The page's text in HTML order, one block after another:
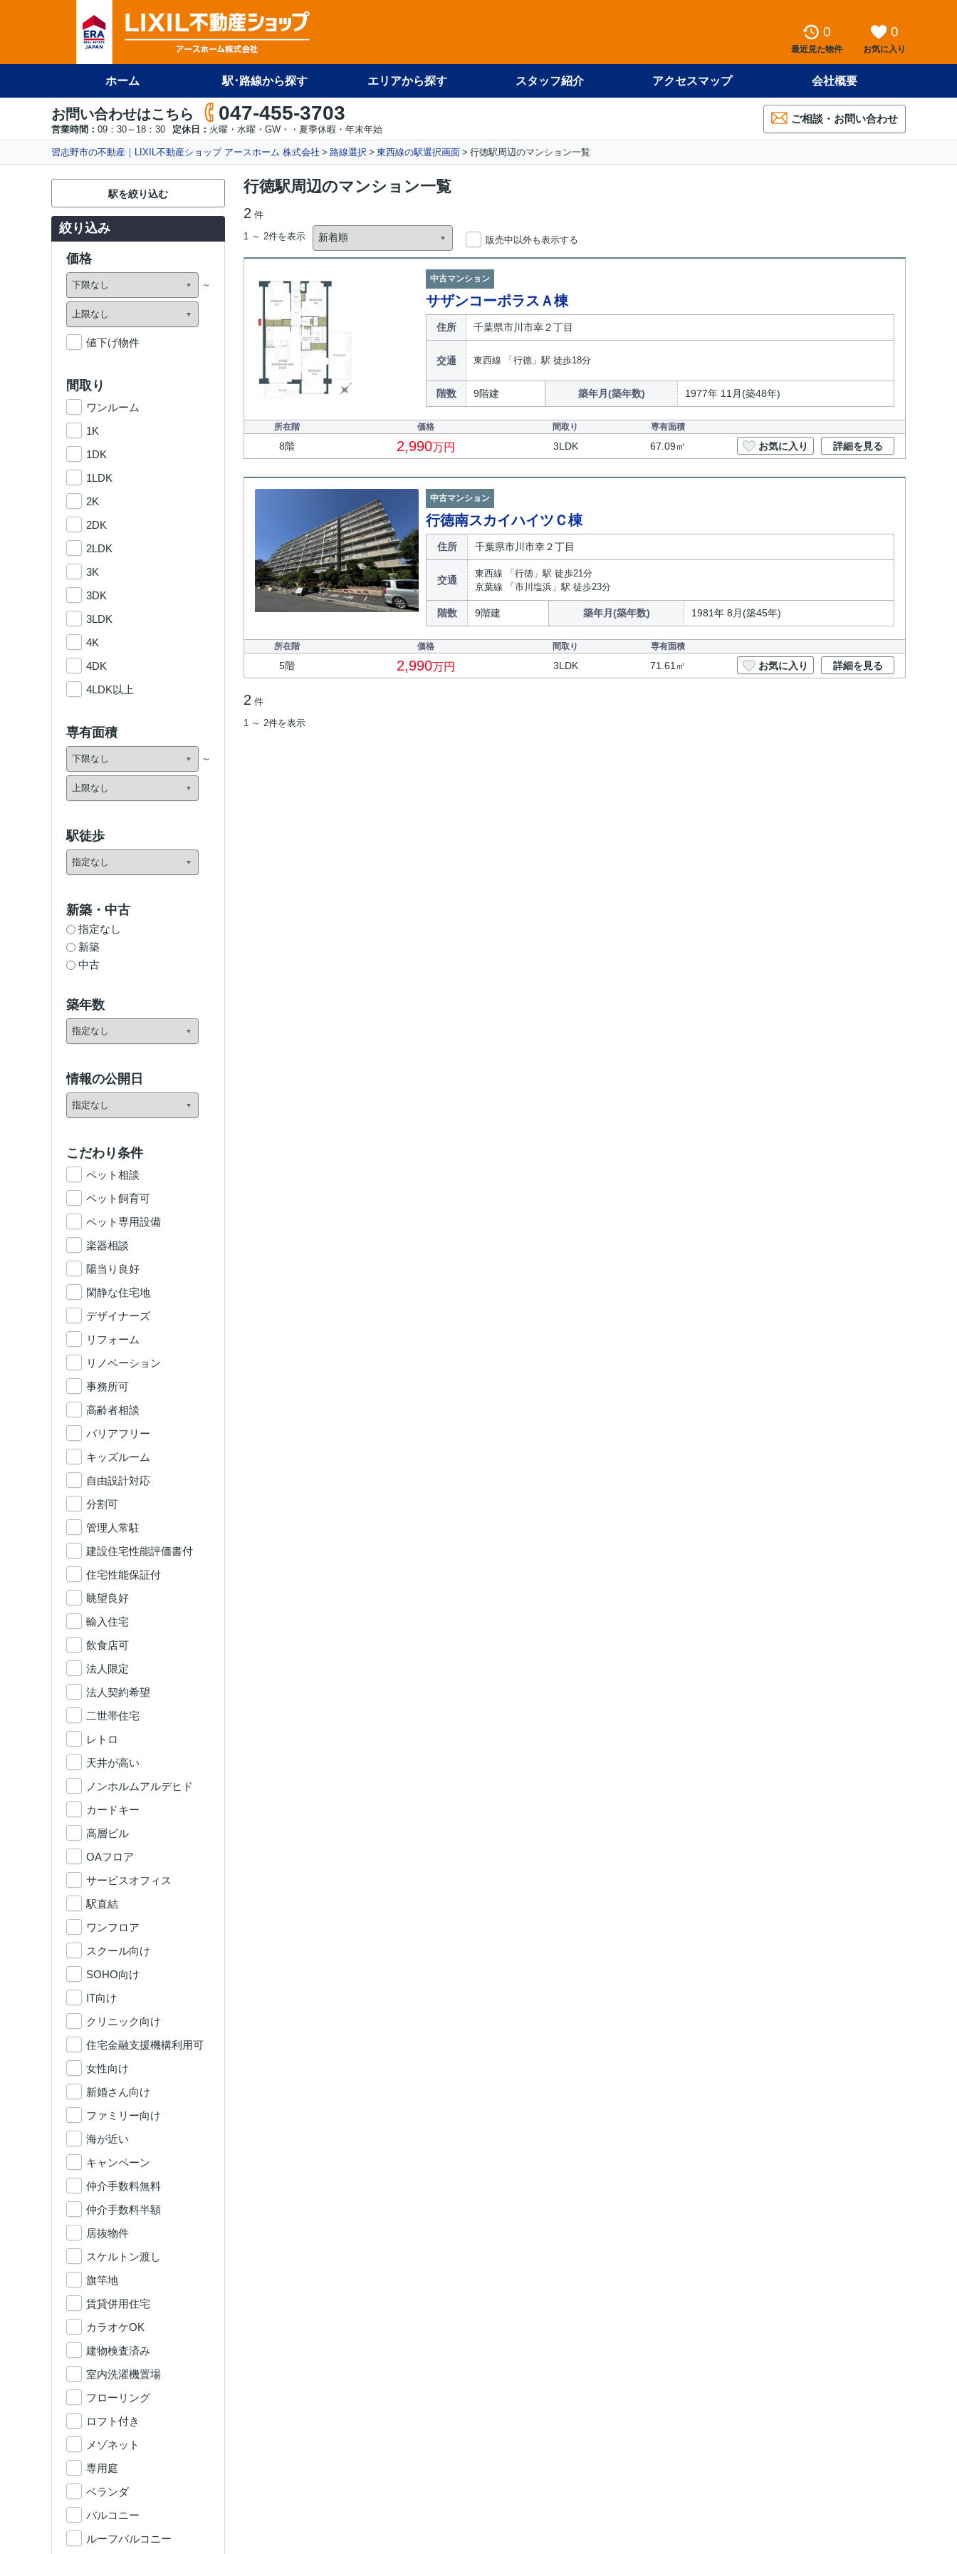
0
最近見た物件
0
お気に入り
ホーム 駅･路線から探す エリアから探す スタッフ紹介 アクセスマップ 会社概要
お問い合わせはこちら 047-455-3703
営業時間： 09：30～18：30 定休日： 火曜・水曜・GW・・夏季休暇・年末年始
ご相談・お問い合わせ
習志野市の不動産｜LIXIL不動産ショップ アースホーム 株式会社 路線選択 東西線の駅選択画面 行徳駅周辺のマンション一覧
行徳駅周辺のマンション一覧
2 件
1 ～ 2件を表示
販売中以外も表示する
中古マンション
サザンコーポラスＡ棟
住所 千葉県市川市幸２丁目
交通 東西線 「行徳」駅 徒歩18分
階数 9階建 築年月(築年数) 1977年 11月(築48年)
所在階 価格 間取り 専有面積
8階 2,990万円 3LDK 67.09㎡ お気に入り 詳細を見る
中古マンション
行徳南スカイハイツＣ棟
住所 千葉県市川市幸２丁目
交通
東西線 「行徳」駅 徒歩21分
京葉線 「市川塩浜」駅 徒歩23分
階数 9階建 築年月(築年数) 1981年 8月(築45年)
所在階 価格 間取り 専有面積
5階 2,990万円 3LDK 71.61㎡ お気に入り 詳細を見る
2 件
1 ～ 2件を表示
駅を絞り込む
絞り込み
価格
値下げ物件
間取り
ワンルーム
1K
1DK
1LDK
2K
2DK
2LDK
3K
3DK
3LDK
4K
4DK
4LDK以上
専有面積
駅徒歩
新築・中古
指定なし
新築
中古
築年数
情報の公開日
こだわり条件
ペット相談
ペット飼育可
ペット専用設備
楽器相談
陽当り良好
閑静な住宅地
デザイナーズ
リフォーム
リノベーション
事務所可
高齢者相談
バリアフリー
キッズルーム
自由設計対応
分割可
管理人常駐
建設住宅性能評価書付
住宅性能保証付
眺望良好
輸入住宅
飲食店可
法人限定
法人契約希望
二世帯住宅
レトロ
天井が高い
ノンホルムアルデヒド
カードキー
高層ビル
OAフロア
サービスオフィス
駅直結
ワンフロア
スクール向け
SOHO向け
IT向け
クリニック向け
住宅金融支援機構利用可
女性向け
新婚さん向け
ファミリー向け
海が近い
キャンペーン
仲介手数料無料
仲介手数料半額
居抜物件
スケルトン渡し
旗竿地
賃貸併用住宅
カラオケOK
建物検査済み
室内洗濯機置場
フローリング
ロフト付き
メゾネット
専用庭
ベランダ
バルコニー
ルーフバルコニー